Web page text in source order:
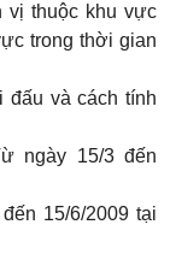
vị thuộc khu vực
trong thời gian
đấu và cách tính
ngày 15/3 đến
15/6/2009 tại